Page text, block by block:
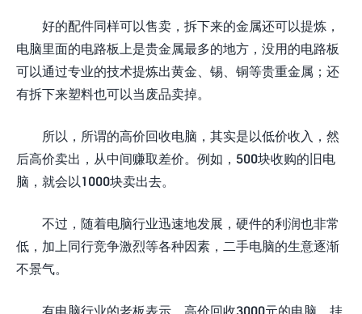
好的配件同样可以售卖，拆下来的金属还可以提炼，
电脑里面的电路板上是贵金属最多的地方，没用的电路板
可以通过专业的技术提炼出黄金、锡、铜等贵重金属；还
有拆下来塑料也可以当废品卖掉。
所以，所谓的高价回收电脑，其实是以低价收入，然
后高价卖出，从中间赚取差价。例如，500块收购的旧电
脑，就会以1000块卖出去。
不过，随着电脑行业迅速地发展，硬件的利润也非常
低，加上同行竞争激烈等各种因素，二手电脑的生意逐渐
不景气。
有电脑行业的老板表示，高价回收3000元的电脑，挂